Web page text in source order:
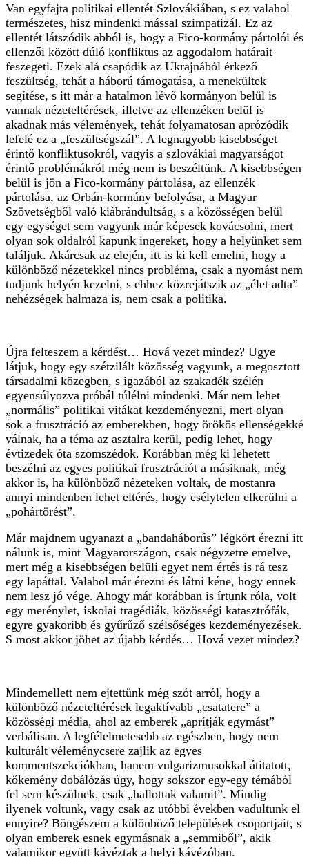
Van egyfajta politikai ellentét Szlovákiában, s ez valahol
természetes, hisz mindenki mással szimpatizál. Ez az
ellentét látszódik abból is, hogy a Fico-kormány pártolói és
ellenzői között dúló konfliktus az aggodalom határait
feszegeti. Ezek alá csapódik az Ukrajnából érkező
feszültség, tehát a háború támogatása, a menekültek
segítése, s itt már a hatalmon lévő kormányon belül is
vannak nézeteltérések, illetve az ellenzéken belül is
akadnak más vélemények, tehát folyamatosan aprózódik
lefelé ez a „feszültségszál”. A legnagyobb kisebbséget
érintő konfliktusokról, vagyis a szlovákiai magyarságot
érintő problémákról még nem is beszéltünk. A kisebbségen
belül is jön a Fico-kormány pártolása, az ellenzék
pártolása, az Orbán-kormány befolyása, a Magyar
Szövetségből való kiábrándultság, s a közösségen belül
egy egységet sem vagyunk már képesek kovácsolni, mert
olyan sok oldalról kapunk ingereket, hogy a helyünket sem
találjuk. Akárcsak az elején, itt is ki kell emelni, hogy a
különböző nézetekkel nincs probléma, csak a nyomást nem
tudjunk helyén kezelni, s ehhez közrejátszik az „élet adta”
nehézségek halmaza is, nem csak a politika.
Újra felteszem a kérdést… Hová vezet mindez? Ugye
látjuk, hogy egy szétzilált közösség vagyunk, a megosztott
társadalmi közegben, s igazából az szakadék szélén
egyensúlyozva próbál túlélni mindenki. Már nem lehet
„normális” politikai vitákat kezdeményezni, mert olyan
sok a frusztráció az emberekben, hogy örökös ellenségekké
válnak, ha a téma az asztalra kerül, pedig lehet, hogy
évtizedek óta szomszédok. Korábban még ki lehetett
beszélni az egyes politikai frusztrációt a másiknak, még
akkor is, ha különböző nézeteken voltak, de mostanra
annyi mindenben lehet eltérés, hogy esélytelen elkerülni a
„pohártörést”.
Már majdnem ugyanazt a „bandaháborús” légkört érezni itt
nálunk is, mint Magyarországon, csak négyzetre emelve,
mert még a kisebbségen belüli egyet nem értés is rá tesz
egy lapáttal. Valahol már érezni és látni kéne, hogy ennek
nem lesz jó vége. Ahogy már korábban is írtunk róla, volt
egy merénylet, iskolai tragédiák, közösségi katasztrófák,
egyre gyakoribb és gyűrűző szélsőséges kezdeményezések.
S most akkor jöhet az újabb kérdés… Hová vezet mindez?
Mindemellett nem ejtettünk még szót arról, hogy a
különböző nézeteltérések legaktívabb „csatatere” a
közösségi média, ahol az emberek „aprítják egymást”
verbálisan. A legfélelmetesebb az egészben, hogy nem
kulturált véleménycsere zajlik az egyes
kommentszekciókban, hanem vulgarizmusokkal átitatott,
kőkemény dobálózás úgy, hogy sokszor egy-egy témából
fel sem készülnek, csak „hallottak valamit”. Mindig
ilyenek voltunk, vagy csak az utóbbi években vadultunk el
ennyire? Böngészem a különböző települések csoportjait, s
olyan emberek esnek egymásnak a „semmiből”, akik
valamikor együtt kávéztak a helyi kávézóban.